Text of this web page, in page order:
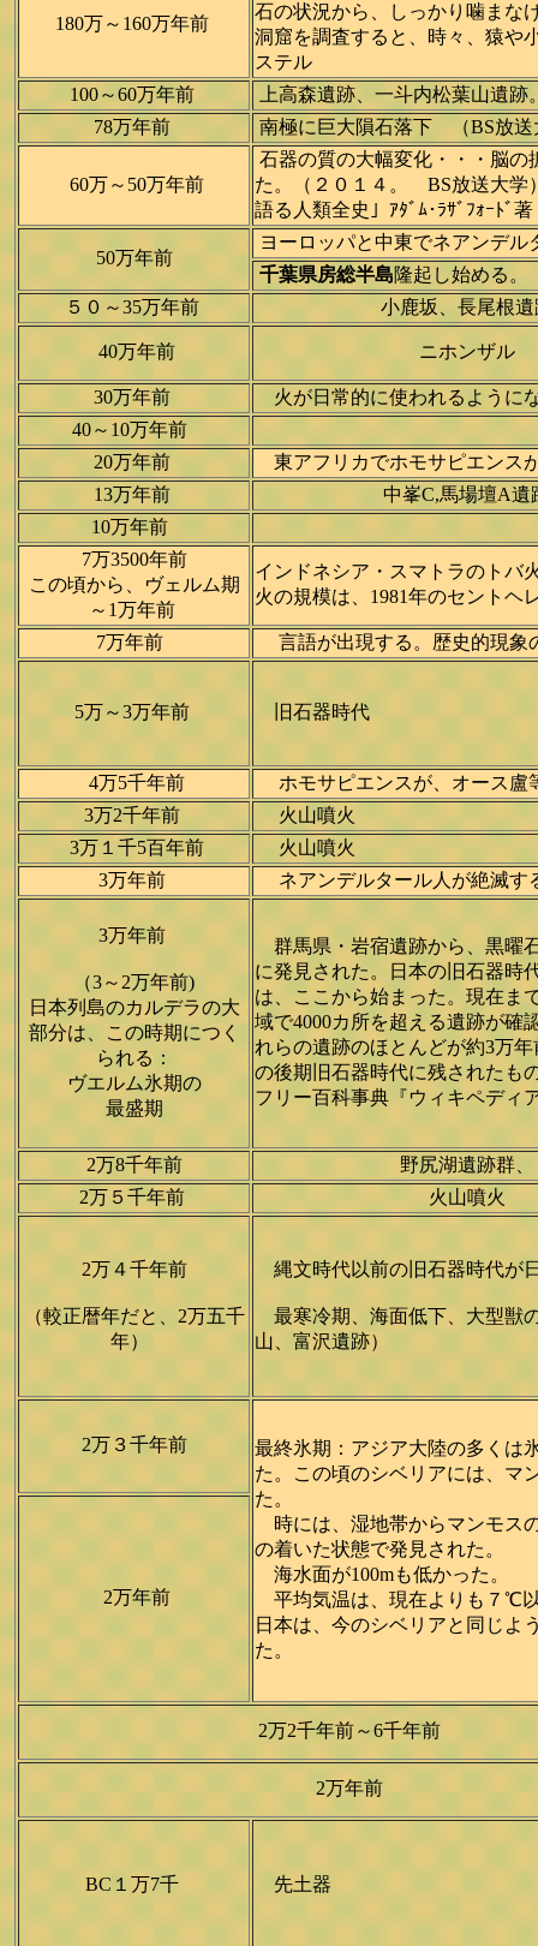
180万～160万年前
石の状況から、しっかり噛まな
洞窟を調査すると、時々、猿
ステル
100～60万年前
上高森遺跡、一斗内松葉山遺
78万年前
南極に巨大隕石落下 （BS放送
60万～50万年前
石器の質の大幅変化・・・脳
た。（２０１４。 BS放送大
語る人類全史」ｱﾀﾞﾑ･ﾗｻﾞﾌｫｰﾄ
50万年前
ヨーロッパと中東でネアンデル
千葉県房総半島隆起し始める。
５０～35万年前
小鹿坂、長尾根
40万年前 ニホンザル
30万年前
火が日常的に使われるように
40～10万年前
20万年前
東アフリカでホモサピエンス
13万年前
中峯C,馬場壇A
10万年前
7万3500年前
この頃から、ヴェルム期
～1万年前
インドネシア・スマトラのトバ
火の規模は、1981年のセント
7万年前 言語が出現する。歴史的現象
5万～3万年前 旧石器時代
4万5千年前
ホモサピエンスが、オース盧
3万2千年前
火山噴火
3万１千5百年前
火山噴火
3万年前
ネアンデルタール人が絶滅す
3万年前
（3～2万年前)
日本列島のカルデラの大
部分は、この時期につく
られる：
ヴエルム氷期の
最盛期
群馬県・岩宿遺跡から、黒曜
に発見された。日本の旧石器時
は、ここから始まった。現在ま
域で4000カ所を超える遺跡が確
れらの遺跡のほとんどが約3万
の後期旧石器時代に残されたも
フリー百科事典『ウィキペディ
2万8千年前
野尻湖遺跡群、
2万５千年前
火山噴火
2万４千年前
（較正暦年だと、2万五千
年）
縄文時代以前の旧石器時代が
最寒冷期、海面低下、大型獣
山、富沢遺跡）
2万３千年前
最終氷期：アジア大陸の多くは
た。この頃のシベリアには、マ
た。
時には、湿地帯からマンモス
の着いた状態で発見された。
海水面が100mも低かった。
平均気温は、現在よりも７℃
日本は、今のシベリアと同じよ
た。
2万年前
2万2千年前～6千年前
2万年前
BC１万7千 先土器